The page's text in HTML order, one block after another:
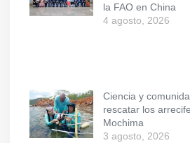
la FAO en China
4 agosto, 2026
Ciencia y
rescatar los
Mochima
3 agosto, 2026